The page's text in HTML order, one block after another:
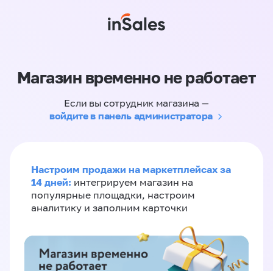
Магазин временно не работает
Если вы сотрудник магазина —
войдите в панель администратора
Настроим продажи на маркетплейсах за
14 дней: интегрируем магазин на
популярные площадки, настроим
аналитику и заполним карточки